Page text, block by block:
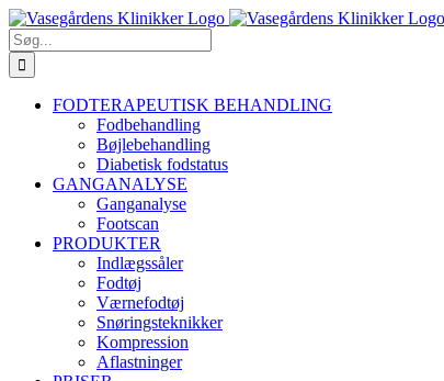
Skip
to
content
Facebook
YouTube
Instagram
E-
mail
Phone
Søg
efter:
FODTERAPEUTISK BEHANDLING
Fodbehandling
Bøjlebehandling
Diabetisk fodstatus
GANGANALYSE
Ganganalyse
Footscan
PRODUKTER
Indlægssåler
Fodtøj
Værnefodtøj
Snøringsteknikker
Kompression
Aflastninger